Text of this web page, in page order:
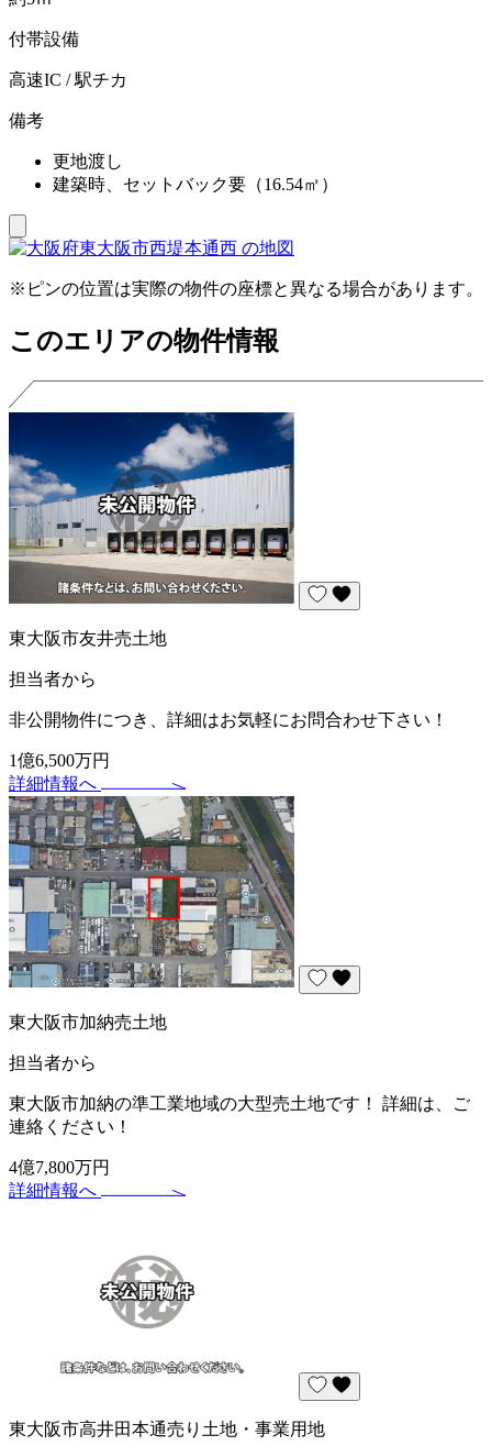
付帯設備
高速IC / 駅チカ
備考
更地渡し
建築時、セットバック要（16.54㎡）
※ピンの位置は実際の物件の座標と異なる場合があります。
このエリアの物件情報
東大阪市友井売土地
担当者から
非公開物件につき、詳細はお気軽にお問合わせ下さい！
1億6,500万円
詳細情報へ
東大阪市加納売土地
担当者から
東大阪市加納の準工業地域の大型売土地です！ 詳細は、ご
連絡ください！
4億7,800万円
詳細情報へ
東大阪市高井田本通売り土地・事業用地